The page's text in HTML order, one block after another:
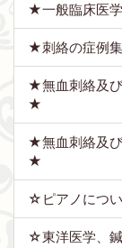
★一般臨床医
★刺絡の症例
★無血刺絡及
★
★無血刺絡及
★
☆ピアノにつ
☆東洋医学、